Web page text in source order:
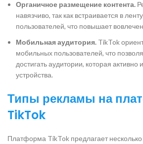
Органичное размещение контента.
навязчиво, так как встраивается в
пользователей, что повышает
Мобильная аудитория. TikTok
мобильных пользователей, что
достигать аудитории, которая
устройства.
Типы рекламы на
TikTok
Платформа TikTok предлагает